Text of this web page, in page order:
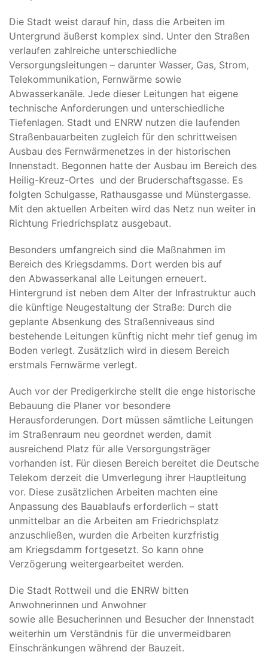
Die Stadt weist darauf hin, dass die Arbeiten im
Untergrund äußerst komplex sind. Unter den Straßen
verlaufen zahlreiche unterschiedliche
Versorgungsleitungen – darunter Wasser, Gas, Strom,
Telekommunikation, Fernwärme sowie
Abwasserkanäle. Jede dieser Leitungen hat eigene
technische Anforderungen und unterschiedliche
Tiefenlagen. Stadt und ENRW nutzen die laufenden
Straßenbauarbeiten zugleich für den schrittweisen
Ausbau des Fernwärmenetzes in der historischen
Innenstadt. Begonnen hatte der Ausbau im Bereich des
Heilig-Kreuz-Ortes und der Bruderschaftsgasse. Es
folgten Schulgasse, Rathausgasse und Münstergasse.
Mit den aktuellen Arbeiten wird das Netz nun weiter in
Richtung Friedrichsplatz ausgebaut.
Besonders umfangreich sind die Maßnahmen im
Bereich des Kriegsdamms. Dort werden bis auf
den Abwasserkanal alle Leitungen erneuert.
Hintergrund ist neben dem Alter der Infrastruktur auch
die künftige Neugestaltung der Straße: Durch die
geplante Absenkung des Straßenniveaus sind
bestehende Leitungen künftig nicht mehr tief genug im
Boden verlegt. Zusätzlich wird in diesem Bereich
erstmals Fernwärme verlegt.
Auch vor der Predigerkirche stellt die enge historische
Bebauung die Planer vor besondere
Herausforderungen. Dort müssen sämtliche Leitungen
im Straßenraum neu geordnet werden, damit
ausreichend Platz für alle Versorgungsträger
vorhanden ist. Für diesen Bereich bereitet die Deutsche
Telekom derzeit die Umverlegung ihrer Hauptleitung
vor. Diese zusätzlichen Arbeiten machten eine
Anpassung des Bauablaufs erforderlich – statt
unmittelbar an die Arbeiten am Friedrichsplatz
anzuschließen, wurden die Arbeiten kurzfristig
am Kriegsdamm fortgesetzt. So kann ohne
Verzögerung weitergearbeitet werden.
Die Stadt Rottweil und die ENRW bitten
Anwohnerinnen und Anwohner
sowie alle Besucherinnen und Besucher der Innenstadt
weiterhin um Verständnis für die unvermeidbaren
Einschränkungen während der Bauzeit.